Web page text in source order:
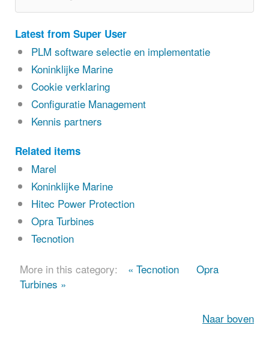
Latest from Super User
PLM software selectie en implementatie
Koninklijke Marine
Cookie verklaring
Configuratie Management
Kennis partners
Related items
Marel
Koninklijke Marine
Hitec Power Protection
Opra Turbines
Tecnotion
More in this category: « Tecnotion
Opra
Turbines »
Naar boven